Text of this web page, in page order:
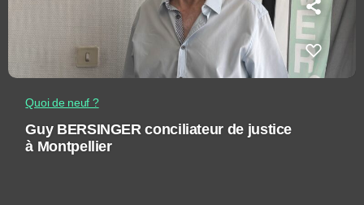
Quoi de neuf ?
Guy BERSINGER conciliateur de justice
à Montpellier